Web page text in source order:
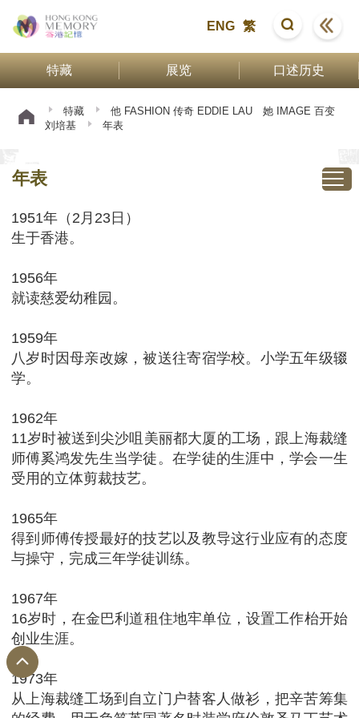
ENG 繁
特藏 展览 口述历史
特藏
他 FASHION 传奇 EDDIE LAU 她 IMAGE 百变
刘培基
年表
年表
1951年（2月23日）
生于香港。
1956年
就读慈爱幼稚园。
1959年
八岁时因母亲改嫁，被送往寄宿学校。小学五年级辍
学。
1962年
11岁时被送到尖沙咀美丽都大厦的工场，跟上海裁缝
师傅奚鸿发先生当学徒。在学徒的生涯中，学会一生
受用的立体剪裁技艺。
1965年
得到师傅传授最好的技艺以及教导这行业应有的态度
与操守，完成三年学徒训练。
1967年
16岁时，在金巴利道租住地牢单位，设置工作枱开始
创业生涯。
1973年
从上海裁缝工场到自立门户替客人做衫，把辛苦筹集